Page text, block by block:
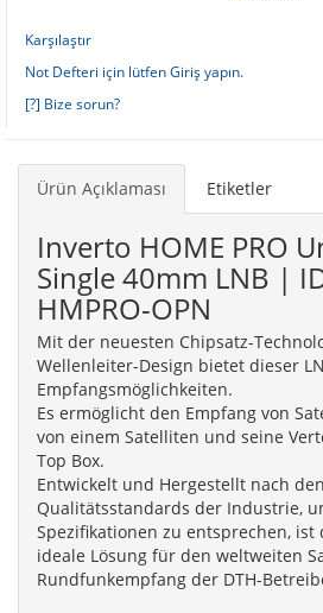
Karşılaştır
Not Defteri için lütfen Giriş yapın.
[?] Bize sorun?
Ürün Açıklaması Etiketler
Inverto HOME PRO
Single 40mm LNB |
HMPRO-OPN
Mit der neuesten Chipsatz-
Wellenleiter-Design bietet dieser
Empfangsmöglichkeiten.
Es ermöglicht den Empfang von
von einem Satelliten und seine
Top Box.
Entwickelt und Hergestellt nach
Qualitätsstandards der Industrie,
Spezifikationen zu entsprechen, ist
ideale Lösung für den weltweiten
Rundfunkempfang der DTH-